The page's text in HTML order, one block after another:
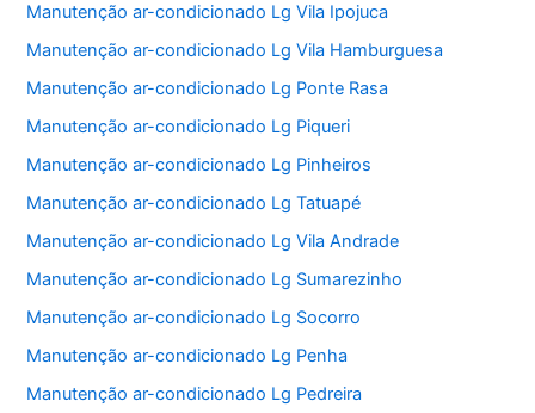
Manutenção ar-condicionado Lg Vila Ipojuca
Manutenção ar-condicionado Lg Vila Hamburguesa
Manutenção ar-condicionado Lg Ponte Rasa
Manutenção ar-condicionado Lg Piqueri
Manutenção ar-condicionado Lg Pinheiros
Manutenção ar-condicionado Lg Tatuapé
Manutenção ar-condicionado Lg Vila Andrade
Manutenção ar-condicionado Lg Sumarezinho
Manutenção ar-condicionado Lg Socorro
Manutenção ar-condicionado Lg Penha
Manutenção ar-condicionado Lg Pedreira